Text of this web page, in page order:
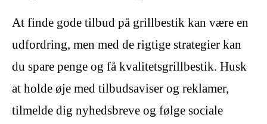
At finde gode tilbud på grillbestik kan være en
udfordring, men med de rigtige strategier kan
du spare penge og få kvalitetsgrillbestik. Husk
at holde øje med tilbudsaviser og reklamer,
tilmelde dig nyhedsbreve og følge sociale